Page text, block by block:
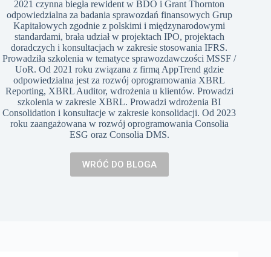
2021 czynna biegła rewident w BDO i Grant Thornton
odpowiedzialna za badania sprawozdań finansowych Grup
Kapitałowych zgodnie z polskimi i międzynarodowymi
standardami, brała udział w projektach IPO, projektach
doradczych i konsultacjach w zakresie stosowania IFRS.
Prowadziła szkolenia w tematyce sprawozdawczości MSSF /
UoR. Od 2021 roku związana z firmą AppTrend gdzie
odpowiedzialna jest za rozwój oprogramowania XBRL
Reporting, XBRL Auditor, wdrożenia u klientów. Prowadzi
szkolenia w zakresie XBRL. Prowadzi wdrożenia BI
Consolidation i konsultacje w zakresie konsolidacji. Od 2023
roku zaangażowana w rozwój oprogramowania Consolia
ESG oraz Consolia DMS.
WRÓĆ DO BLOGA